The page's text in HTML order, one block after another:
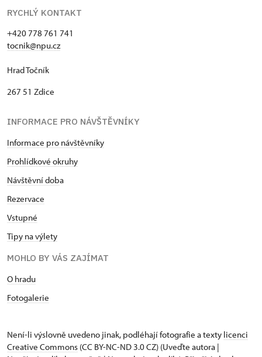
RYCHLÝ KONTAKT
+420 778 761 741
tocnik@npu.cz
Hrad Točník
267 51 Zdice
INFORMACE PRO NÁVŠTĚVNÍKY
Informace pro návštěvníky
Prohlídkové okruhy
Návštěvní doba
Rezervace
Vstupné
Tipy na výlety
MOHLO BY VÁS ZAJÍMAT
O hradu
Fotogalerie
Není-li výslovně uvedeno jinak, podléhají fotografie a texty licenci
Creative Commons (CC BY-NC-ND 3.0 CZ) (Uveďte autora |